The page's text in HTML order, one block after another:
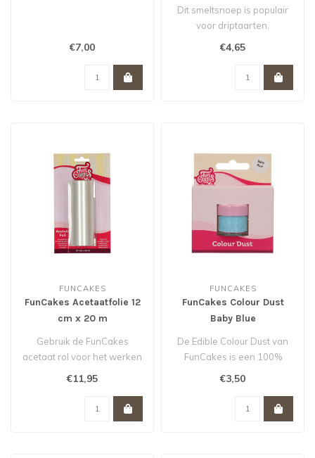
€7,00
Dit smeltsnoep is populair
voor driptaarten,
€4,65
FUNCAKES
FunCakes Acetaatfolie 12
cm x 20 m
Gebruik de FunCakes
acetaat rol voor het werken
met chocolade en het
€11,95
FUNCAKES
FunCakes Colour Dust
Baby Blue
De Edible Colour Dust van
FunCakes is een 100%
eetbare kleurpoeder...
€3,50